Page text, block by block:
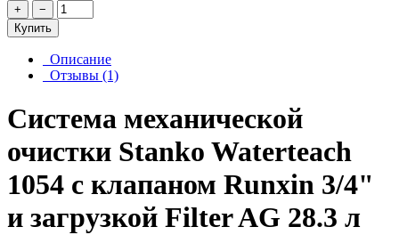
+
−
Купить
Описание
Отзывы (1)
Система механической
очистки Stanko Waterteach
1054 с клапаном Runxin 3/4"
и загрузкой Filter AG 28.3 л